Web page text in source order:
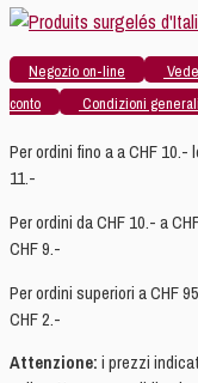
Negozio on-line
conto
Condizioni
Per ordini fino a a CHF
11.-
Per ordini da CHF 10.- a
CHF 9.-
Per ordini superiori a CHF
CHF 2.-
Attenzione: i prezzi